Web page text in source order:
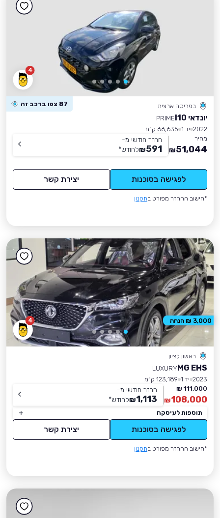
4
בפריסה ארצית 87 צפו ברכב זה
יונדאי I10
PRIME
2022 יד 1
66,635 ק״מ
מחיר
51,044
₪
החזר חודשי מ-
591
₪לחודש*
לפגישה בסוכנות יצירת קשר
*חישוב ההחזר מפורט בתקנון
4
ראשון לציון
MG EHS
LUXURY
2023 יד 1
123,189 ק״מ
111,000 ₪
108,000
₪
החזר חודשי מ-
1,113
₪לחודש*
תוספות לעיסקה
לפגישה בסוכנות יצירת קשר
*חישוב ההחזר מפורט בתקנון
3,000 ₪ הנחה